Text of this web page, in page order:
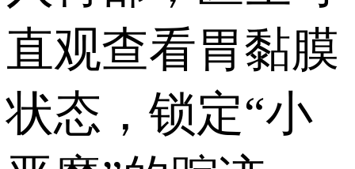
直观查看胃黏膜
状态，锁定“小